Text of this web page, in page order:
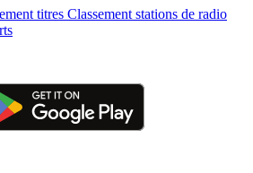
titres Classement stations de radio